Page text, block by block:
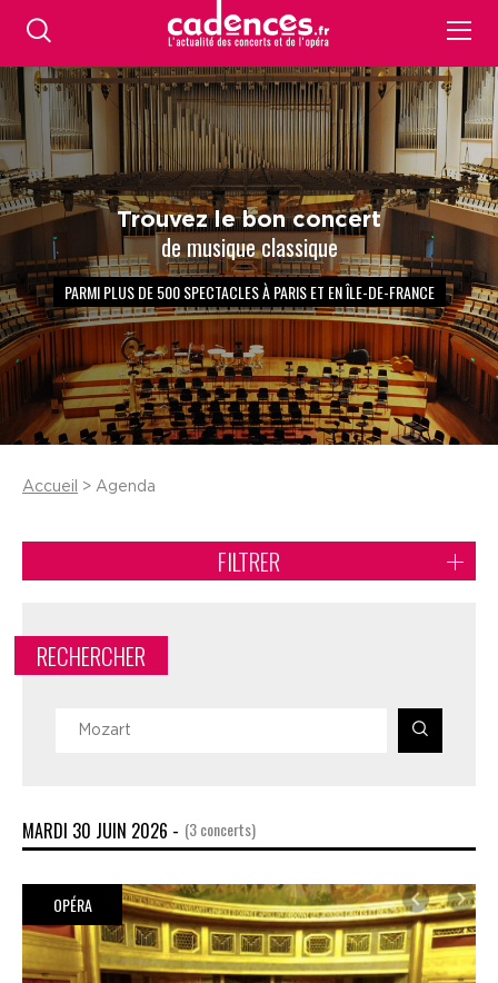
Trouvez le bon concert
de musique classique
PARMI PLUS DE 500 SPECTACLES À PARIS ET EN ÎLE-DE-FRANCE
Accueil > Agenda
MARDI 30 JUIN 2026 - (3 concerts)
OPÉRA
FILTRER
RECHERCHER